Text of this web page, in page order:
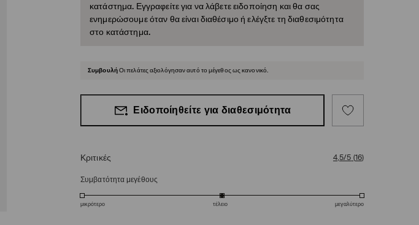
κατάστημα. Εγγραφείτε για να λάβετε ειδοποίηση και θα σας
ενημερώσουμε όταν θα είναι διαθέσιμο ή ελέγξτε τη διαθεσιμότητα
στο κατάστημα.
ΣυμβουλήΟι πελάτες αξιολόγησαν αυτό το μέγεθος ως κανονικό.
Ειδοποίηθείτε για διαθεσιμότητα
Κριτικές 4,5/5 (16)
Συμβατότητα μεγέθους
μικρότερο τέλειο μεγαλύτερο